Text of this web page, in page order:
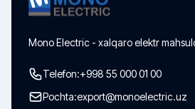
Mono Electric - xalqaro elektr
Telefon:+998 55 000 01 00
Pochta:export@monoelectric.uz